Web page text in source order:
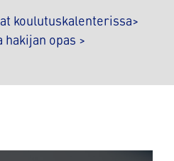
koulutuskalenterissa>
opas >